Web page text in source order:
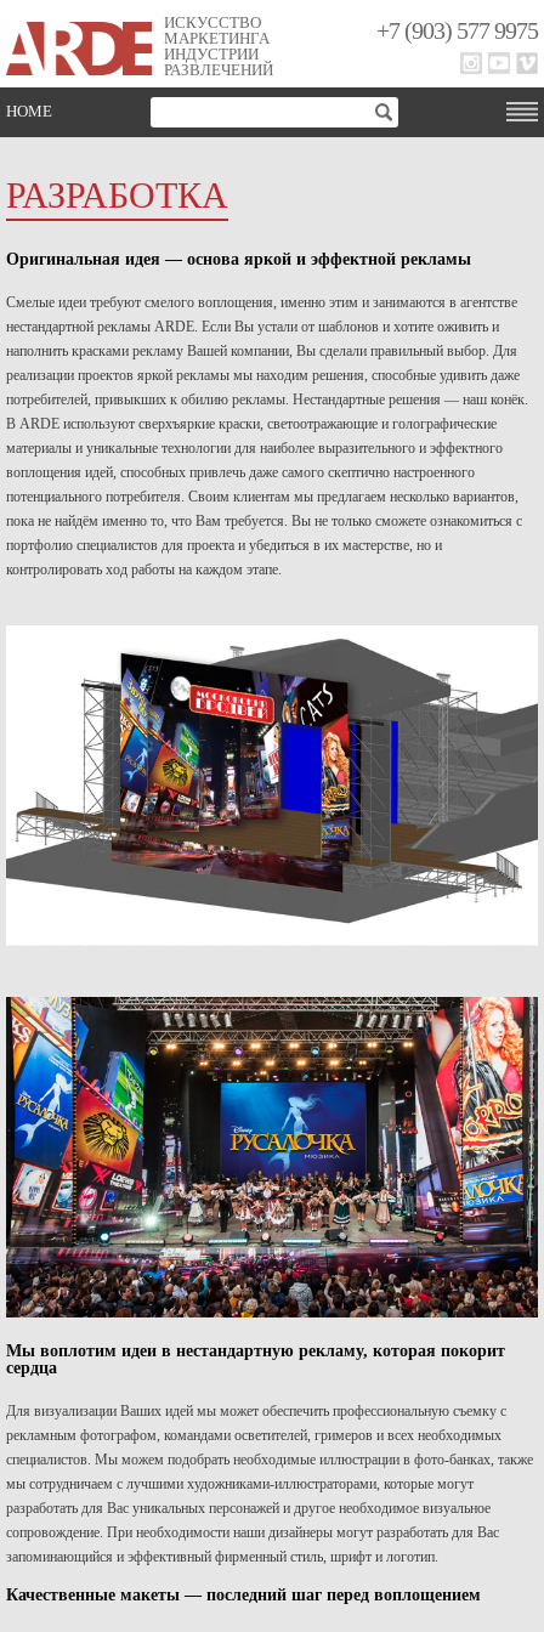
ИСКУССТВО
МАРКЕТИНГА
ИНДУСТРИИ
РАЗВЛЕЧЕНИЙ
+7 (903) 577 9975
HOME
РАЗРАБОТКА
Оригинальная идея — основа яркой и эффектной рекламы
Смелые идеи требуют смелого воплощения, именно этим и занимаются в агентстве
нестандартной рекламы ARDE. Если Вы устали от шаблонов и хотите оживить и
наполнить красками рекламу Вашей компании, Вы сделали правильный выбор. Для
реализации проектов яркой рекламы мы находим решения, способные удивить даже
потребителей, привыкших к обилию рекламы. Нестандартные решения — наш конёк.
В ARDE используют сверхъяркие краски, светоотражающие и голографические
материалы и уникальные технологии для наиболее выразительного и эффектного
воплощения идей, способных привлечь даже самого скептично настроенного
потенциального потребителя. Своим клиентам мы предлагаем несколько вариантов,
пока не найдём именно то, что Вам требуется. Вы не только сможете ознакомиться с
портфолио специалистов для проекта и убедиться в их мастерстве, но и
контролировать ход работы на каждом этапе.
Мы воплотим идеи в нестандартную рекламу, которая покорит
сердца
Для визуализации Ваших идей мы может обеспечить профессиональную съемку с
рекламным фотографом, командами осветителей, гримеров и всех необходимых
специалистов. Мы можем подобрать необходимые иллюстрации в фото-банках, также
мы сотрудничаем с лучшими художниками-иллюстраторами, которые могут
разработать для Вас уникальных персонажей и другое необходимое визуальное
сопровождение. При необходимости наши дизайнеры могут разработать для Вас
запоминающийся и эффективный фирменный стиль, шрифт и логотип.
Качественные макеты — последний шаг перед воплощением